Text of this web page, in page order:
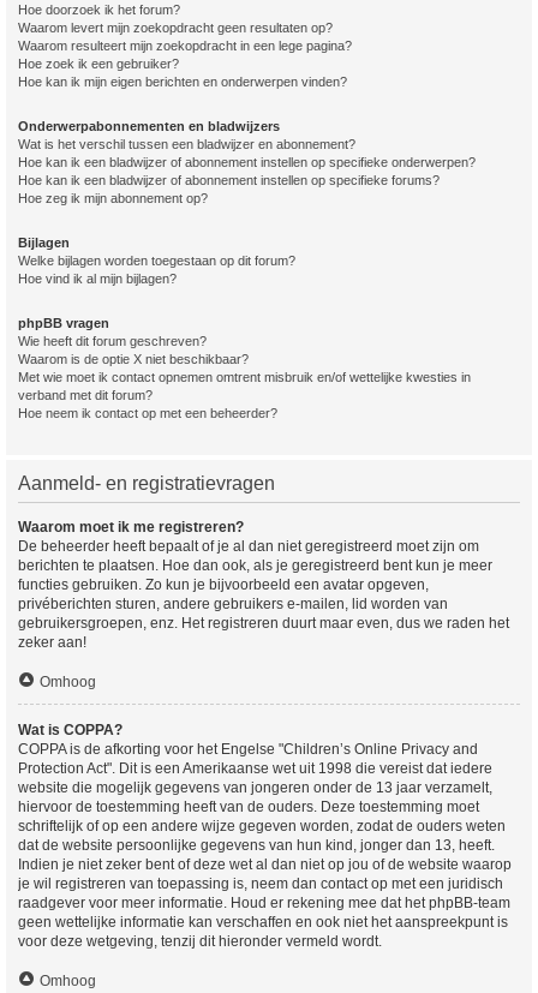
Hoe doorzoek ik het forum?
Waarom levert mijn zoekopdracht geen resultaten op?
Waarom resulteert mijn zoekopdracht in een lege pagina?
Hoe zoek ik een gebruiker?
Hoe kan ik mijn eigen berichten en onderwerpen vinden?
Onderwerpabonnementen en bladwijzers
Wat is het verschil tussen een bladwijzer en abonnement?
Hoe kan ik een bladwijzer of abonnement instellen op specifieke onderwerpen?
Hoe kan ik een bladwijzer of abonnement instellen op specifieke forums?
Hoe zeg ik mijn abonnement op?
Bijlagen
Welke bijlagen worden toegestaan op dit forum?
Hoe vind ik al mijn bijlagen?
phpBB vragen
Wie heeft dit forum geschreven?
Waarom is de optie X niet beschikbaar?
Met wie moet ik contact opnemen omtrent misbruik en/of wettelijke kwesties in
verband met dit forum?
Hoe neem ik contact op met een beheerder?
Aanmeld- en registratievragen
Waarom moet ik me registreren?
De beheerder heeft bepaalt of je al dan niet geregistreerd moet zijn om
berichten te plaatsen. Hoe dan ook, als je geregistreerd bent kun je meer
functies gebruiken. Zo kun je bijvoorbeeld een avatar opgeven,
privéberichten sturen, andere gebruikers e-mailen, lid worden van
gebruikersgroepen, enz. Het registreren duurt maar even, dus we raden het
zeker aan!
Omhoog
Wat is COPPA?
COPPA is de afkorting voor het Engelse "Children’s Online Privacy and
Protection Act". Dit is een Amerikaanse wet uit 1998 die vereist dat iedere
website die mogelijk gegevens van jongeren onder de 13 jaar verzamelt,
hiervoor de toestemming heeft van de ouders. Deze toestemming moet
schriftelijk of op een andere wijze gegeven worden, zodat de ouders weten
dat de website persoonlijke gegevens van hun kind, jonger dan 13, heeft.
Indien je niet zeker bent of deze wet al dan niet op jou of de website waarop
je wil registreren van toepassing is, neem dan contact op met een juridisch
raadgever voor meer informatie. Houd er rekening mee dat het phpBB-team
geen wettelijke informatie kan verschaffen en ook niet het aanspreekpunt is
voor deze wetgeving, tenzij dit hieronder vermeld wordt.
Omhoog